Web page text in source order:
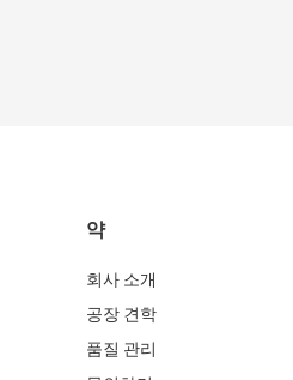
약
회사 소개
공장 견학
품질 관리